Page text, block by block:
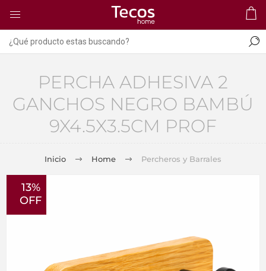
PERCHA ADHESIVA 2
GANCHOS NEGRO BAMBÚ
9X4.5X3.5CM PROF
Inicio Home Percheros y Barrales
13%
OFF